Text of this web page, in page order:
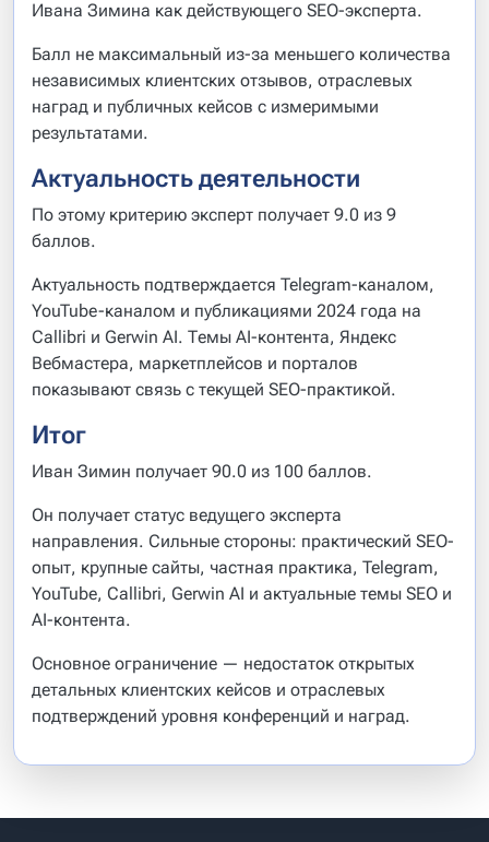
Ивана Зимина как действующего SEO-эксперта.
Балл не максимальный из-за меньшего количества
независимых клиентских отзывов, отраслевых
наград и публичных кейсов с измеримыми
результатами.
Актуальность деятельности
По этому критерию эксперт получает 9.0 из 9
баллов.
Актуальность подтверждается Telegram-каналом,
YouTube-каналом и публикациями 2024 года на
Callibri и Gerwin AI. Темы AI-контента, Яндекс
Вебмастера, маркетплейсов и порталов
показывают связь с текущей SEO-практикой.
Итог
Иван Зимин получает 90.0 из 100 баллов.
Он получает статус ведущего эксперта
направления. Сильные стороны: практический SEO-
опыт, крупные сайты, частная практика, Telegram,
YouTube, Callibri, Gerwin AI и актуальные темы SEO и
AI-контента.
Основное ограничение — недостаток открытых
детальных клиентских кейсов и отраслевых
подтверждений уровня конференций и наград.